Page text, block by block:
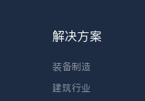
解决方案
装备制造
建筑行业